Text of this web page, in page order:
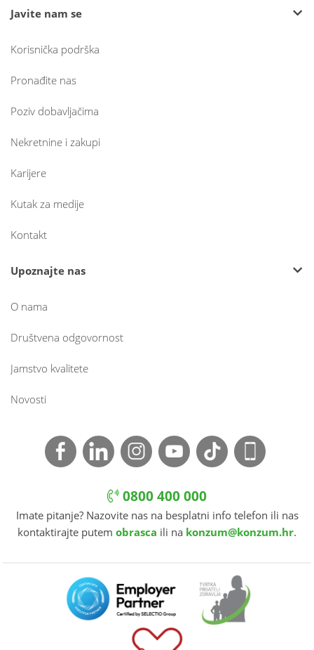
Javite nam se
Korisnička podrška
Pronađite nas
Poziv dobavljačima
Nekretnine i zakupi
Karijere
Kutak za medije
Kontakt
Upoznajte nas
O nama
Društvena odgovornost
Jamstvo kvalitete
Novosti
0800 400 000
Imate pitanje? Nazovite nas na besplatni info telefon ili nas
kontaktirajte putem obrasca ili na konzum@konzum.hr.